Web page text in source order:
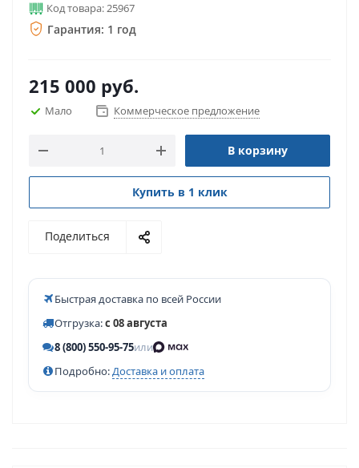
Код товара: 25967
Гарантия: 1 год
215 000 руб.
Мало Коммерческое предложение
В корзину
Купить в 1 клик
Поделиться
Быстрая доставка по всей России
Отгрузка:с 08 августа
8 (800) 550-95-75или
Подробно:Доставка и оплата